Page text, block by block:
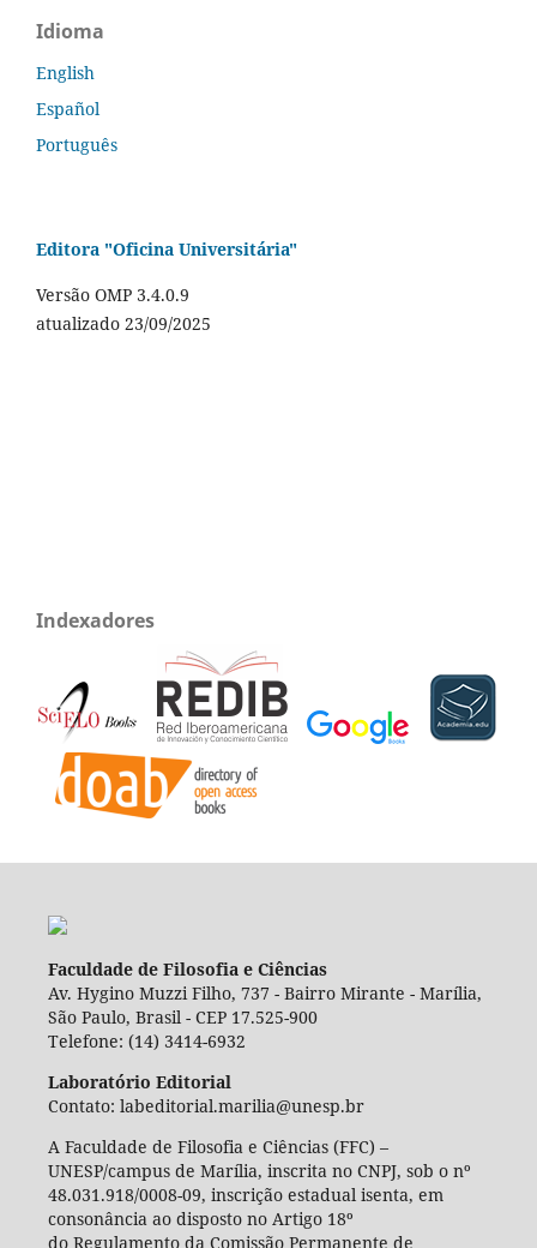
Idioma
English
Español
Português
Editora "Oficina Universitária"
Versão OMP 3.4.0.9
atualizado 23/09/2025
Indexadores
Faculdade de Filosofia e Ciências
Av. Hygino Muzzi Filho, 737 - Bairro Mirante - Marília,
São Paulo, Brasil - CEP 17.525-900
Telefone: (14) 3414-6932
Laboratório Editorial
Contato: labeditorial.marilia@unesp.br
A Faculdade de Filosofia e Ciências (FFC) –
UNESP/campus de Marília, inscrita no CNPJ, sob o nº
48.031.918/0008-09, inscrição estadual isenta, em
consonância ao disposto no Artigo 18º
do Regulamento da Comissão Permanente de